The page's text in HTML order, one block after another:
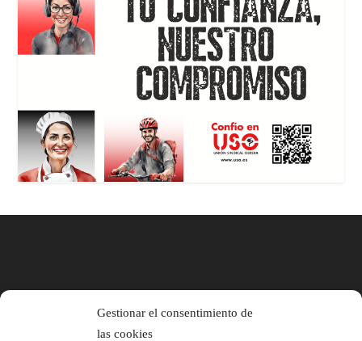
Gestionar el consentimiento de
las cookies